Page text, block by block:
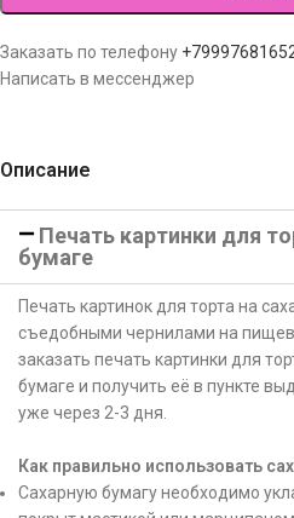
Заказать по телефону
Написать в мессенджер
Описание
Печать картинки для
бумаге
Печать картинок для торта на
съедобными чернилами на
заказать печать картинки для
бумаге и получить её в пункте
уже через 2-3 дня.
Как правильно использовать
Сахарную бумагу необходимо